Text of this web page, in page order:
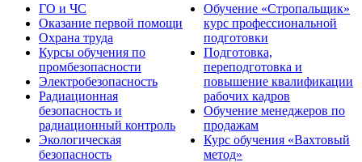
ГО и ЧС
Оказание первой помощи
Охрана труда
Курсы обучения по
промбезопасности
Электробезопасность
Радиационная
безопасность и
радиационный контроль
Экологическая
безопасность
Обучение «Стропальщик»
курс профессиональной
подготовки
Подготовка,
переподготовка и
повышение квалификации
рабочих кадров
Обучение менеджеров по
продажам
Курс обучения «Вахтовый
метод»